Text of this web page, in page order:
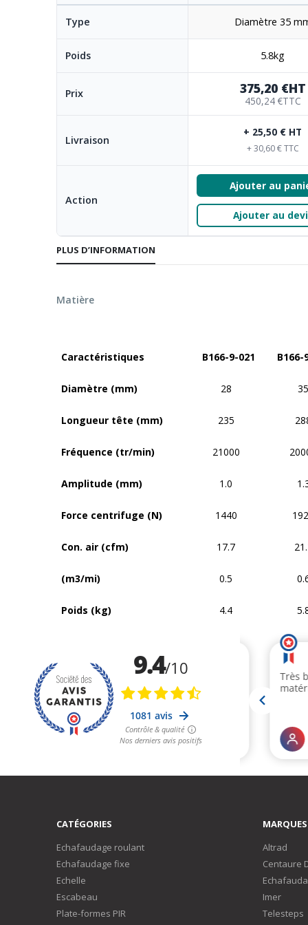
d’images
Type Diamètre 35
Poids 5.8kg
Prix 375,20 €HT
450,24 €TTC
Livraison
+ 25,50 € HT
+ 30,60 € TTC
Action
Ajouter au
Ajouter au
PLUS D’INFORMATION
Matière
Caractéristiques B166-9-021 B166-
Diamètre (mm) 28 35
Longueur tête (mm) 235
Fréquence (tr/min) 21000
Amplitude (mm) 1.0
Force centrifuge (N) 1440
Con. air (cfm) 17.7
(m3/mi) 0.5
Poids (kg) 4.4
CATÉGORIES
Echafaudage roulant
Echafaudage fixe
Echelle
Escabeau
Plate-formes PIR
MARQUES
Altrad
Centaure
Imer
Telesteps